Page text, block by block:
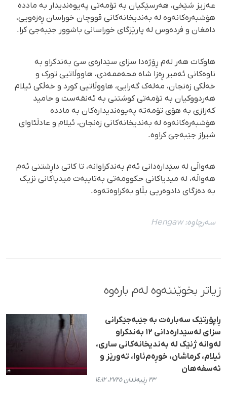
عەزیز شێخی، هەرسێکیان بە تۆمەتی پەیوەندیدار بە ماددە
هۆشبەرەکانەوە لە بەندیخانەکانی قووچان خوراسان ڕەزەویی،
دامغان و فردەوس لە پارێزگای خوراسانی باشوور جێبەجێ کرا.
هاوکات هەر لەم ڕۆژەدا سزای سێدارەی سێ بەندکراو بە
ناوەکانی ئەمیر ڕەزا شاه محەممەدی، هاووڵاتیی تورک و
خەڵکی زەنجان، مەلەک گەرایی، هاووڵاتیی کورد و خەڵکی ئیلام
هەردووکیان بە تۆمەتی کوشتنی بە ئەنقەست و حامید
کەزازی بە هۆی تۆمەتە پەیوەندیدارەکان بە ماددە
هۆشبەرەکانەوە لە بەندیخانەکانی زەنجان، ئیلام و عادڵئاوای
شیراز جێبەجێ کراوە.
هەواڵی لە سێدارەدانی ئەم بەندکراوانە، تا کاتی داڕشتنی ئەم
هەواڵە، لە میدیاکانی حکوومەتی بەتایبەت میدیاکانی نزیک
بە دەزگای دادوەریی بڵاو بەکراوەتەوە.
سەرچاوە:Hengaw
زیاتر بخوێننەوە لەم بارەوە
ڕاپۆرتێک سەبارەت بە جێبەجێکرانی
سزای لەسێدارەدانی ١٢ بەندکراو
لەوانە ژنێک لە بەندیخانەکانی ساری،
ئیلام، کرماشان، خوڕەم‌ئاوا، تەورێز و
ئەسفەهان
٢٣ ڕێبەندان ٢٧٢٥، ١٤:١٢